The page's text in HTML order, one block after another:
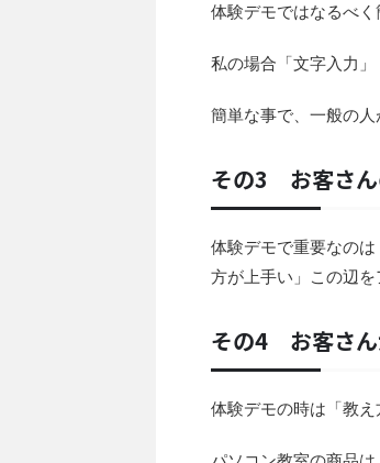
体験デモではなるべく
私の場合「文字入力」
簡単な事で、一般の人
その3 お客さん
体験デモで重要なの
方が上手い」この辺を
その4 お客さん
体験デモの時は「教え